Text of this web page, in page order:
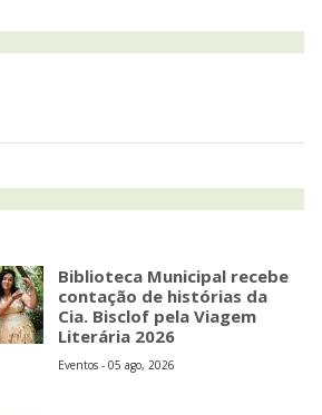
Biblioteca Municipal recebe
contação de histórias da
Cia. Bisclof pela Viagem
Literária 2026
Eventos - 05 ago, 2026